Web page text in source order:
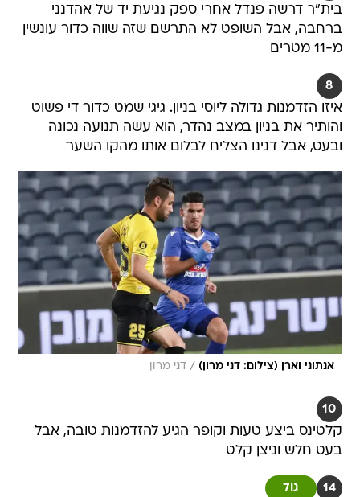
בית"ר דרשה פנדל אחרי ספק נגיעת יד של אהדנני
ברחבה, אבל השופט לא התרשם שזה שווה כדור עונשין
מ-11 מטרים
8
איזו הזדמנות גדולה ליוסי בניון. גיגי שמט כדור די פשוט
והותיר את בניון במצב נהדר, הוא עשה תנועה נכונה
ובעט, אבל דנינו הצליח לבלום אותו מהקו השער
אנתוני וארן (צילום: דני מרון) / דני מרון
10
קלטינס ביצע טעות וקופר הגיע להזדמנות טובה, אבל
בעט חלש וניצן קלט
14 גול